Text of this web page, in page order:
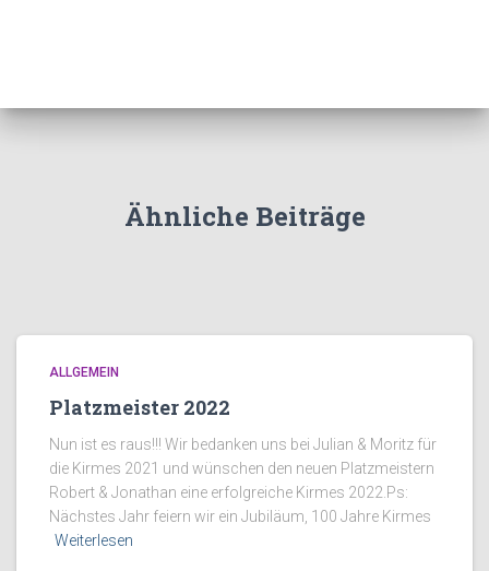
n
Ähnliche Beiträge
ALLGEMEIN
Platzmeister 2022
Nun ist es raus!!! Wir bedanken uns bei Julian & Moritz für
die Kirmes 2021 und wünschen den neuen Platzmeistern
Robert & Jonathan eine erfolgreiche Kirmes 2022.Ps:
Nächstes Jahr feiern wir ein Jubiläum, 100 Jahre Kirmes
Weiterlesen